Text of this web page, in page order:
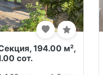
194.00 м²,
сот.